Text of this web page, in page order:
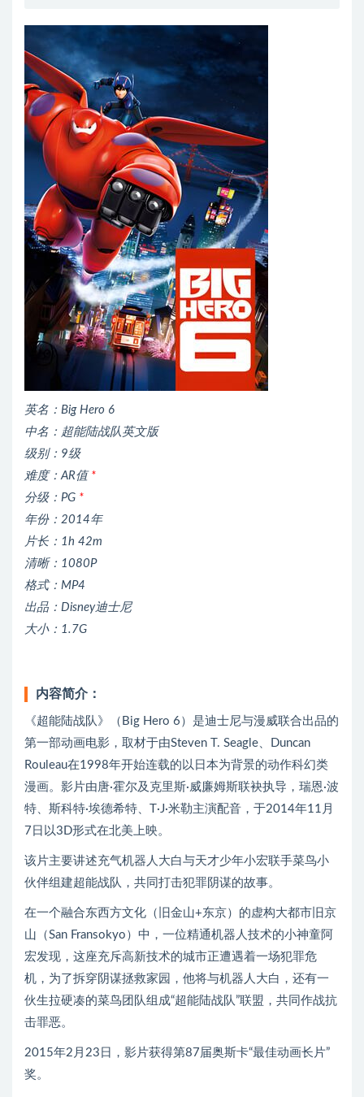
英名：Big Hero 6
中名：超能陆战队英文版
级别：9级
难度：AR值 *
分级：PG *
年份：2014年
片长：1h 42m
清晰：1080P
格式：MP4
出品：Disney迪士尼
大小：1.7G
内容简介：
《超能陆战队》（Big Hero 6）是迪士尼与漫威联合出品的
第一部动画电影，取材于由Steven T. Seagle、Duncan
Rouleau在1998年开始连载的以日本为背景的动作科幻类
漫画。影片由唐·霍尔及克里斯·威廉姆斯联袂执导，瑞恩·波
特、斯科特·埃德希特、T·J·米勒主演配音，于2014年11月
7日以3D形式在北美上映。
该片主要讲述充气机器人大白与天才少年小宏联手菜鸟小
伙伴组建超能战队，共同打击犯罪阴谋的故事。
在一个融合东西方文化（旧金山+东京）的虚构大都市旧京
山（San Fransokyo）中，一位精通机器人技术的小神童阿
宏发现，这座充斥高新技术的城市正遭遇着一场犯罪危
机，为了拆穿阴谋拯救家园，他将与机器人大白，还有一
伙生拉硬凑的菜鸟团队组成“超能陆战队”联盟，共同作战抗
击罪恶。
2015年2月23日，影片获得第87届奥斯卡“最佳动画长片”
奖。